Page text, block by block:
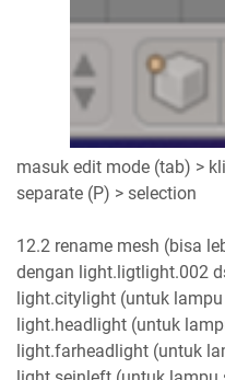
masuk edit mode (tab) >
separate (P) > selection
12.2 rename mesh (bisa
dengan light.ligtlight.002
light.citylight (untuk
light.headlight (untuk
light.farheadlight (untuk